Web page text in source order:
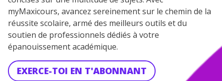
myMaxicours, avancez sereinement sur le chemin de la
réussite scolaire, armé des meilleurs outils et du
soutien de professionnels dédiés à votre
épanouissement académique.
EXERCE-TOI EN T'ABONNANT